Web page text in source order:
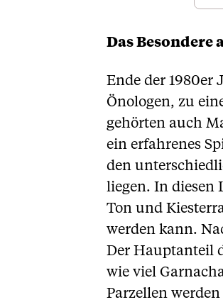
Das Besondere
Ende der 1980er
Önologen, zu
gehörten auch
ein erfahrenes
den
liegen. In diesen
Ton und
werden kann.
Der Hauptanteil
wie viel
Parzellen